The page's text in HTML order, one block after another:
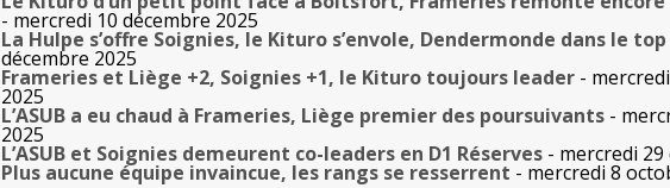
- mercredi 10 décembre 2025
La Hulpe s’offre Soignies, le Kituro s’envole, Dendermonde dans le top
décembre 2025
Frameries et Liège +2, Soignies +1, le Kituro toujours leader -
2025
L’ASUB a eu chaud à Frameries, Liège premier des poursuivants -
2025
L’ASUB et Soignies demeurent co-leaders en D1 Réserves - mercredi
Plus aucune équipe invaincue, les rangs se resserrent - mercredi 8